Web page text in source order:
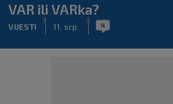
VAR ili VARka?
VIJESTI 11. srp. 4